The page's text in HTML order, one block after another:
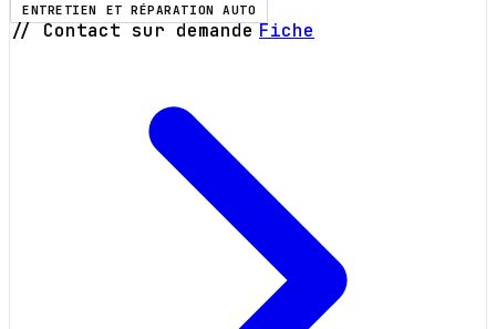
ENTRETIEN ET RÉPARATION AUTO
// Contact sur demande Fiche